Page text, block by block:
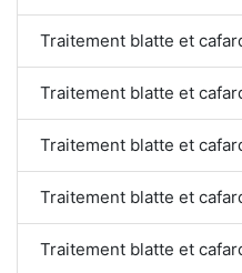
Traitement blatte et
Traitement blatte et
Traitement blatte et
Traitement blatte et
Traitement blatte et